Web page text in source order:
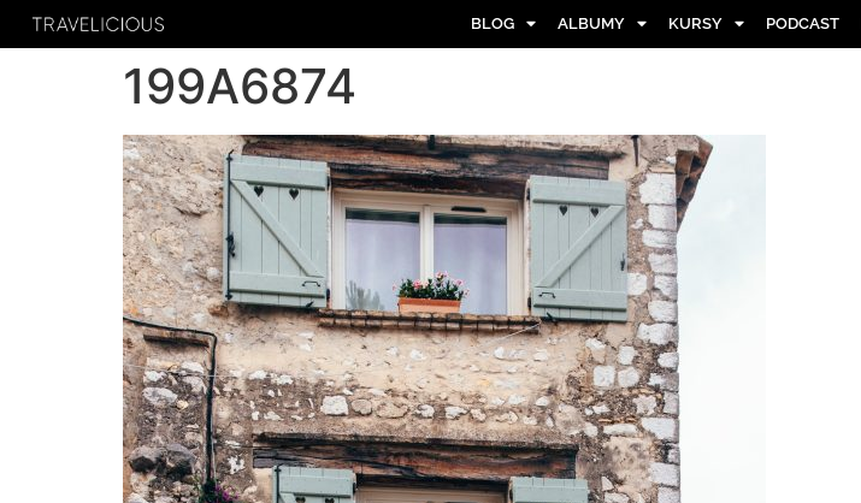
BLOG ALBUMY KURSY PODCAST
199A6874